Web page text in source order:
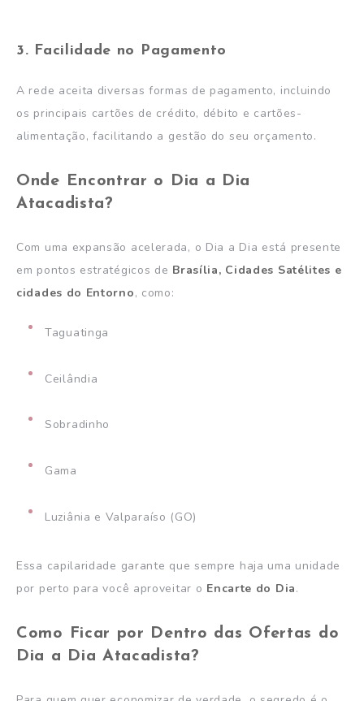
3. Facilidade no Pagamento
A rede aceita diversas formas de pagamento, incluindo
os principais cartões de crédito, débito e cartões-
alimentação, facilitando a gestão do seu orçamento.
Onde Encontrar o Dia a Dia
Atacadista?
Com uma expansão acelerada, o Dia a Dia está presente
em pontos estratégicos de Brasília, Cidades Satélites e
cidades do Entorno, como:
Taguatinga
Ceilândia
Sobradinho
Gama
Luziânia e Valparaíso (GO)
Essa capilaridade garante que sempre haja uma unidade
por perto para você aproveitar o Encarte do Dia.
Como Ficar por Dentro das Ofertas do
Dia a Dia Atacadista?